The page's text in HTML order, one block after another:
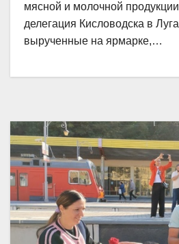
мясной и молочной
делегация Кисловодска в
вырученные на ярмарке,…